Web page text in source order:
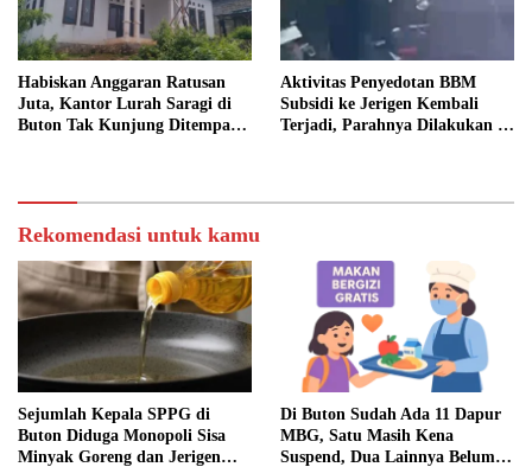
Habiskan Anggaran Ratusan
Juta, Kantor Lurah Saragi di
Buton Tak Kunjung Ditempati,
Aktivitas Penyedotan BBM
Subsidi ke Jerigen Kembali
Terjadi, Parahnya Dilakukan di
Rekomendasi untuk kamu
Sejumlah Kepala SPPG di
Buton Diduga Monopoli Sisa
Minyak Goreng dan Jerigen
Di Buton Sudah Ada 11 Dapur
MBG, Satu Masih Kena
Suspend, Dua Lainnya Belum